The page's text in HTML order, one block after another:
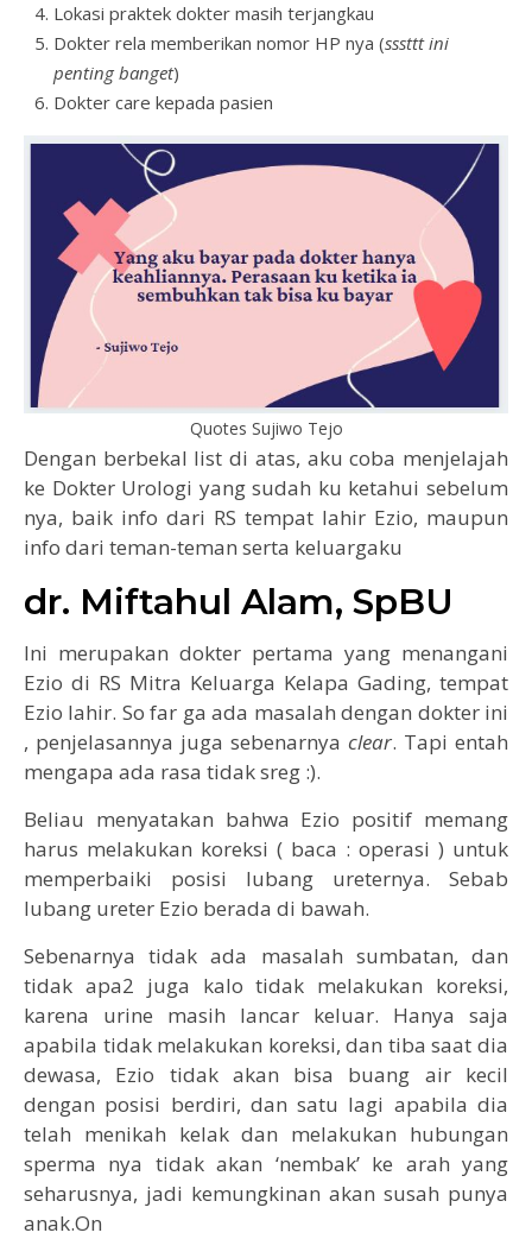
Lokasi praktek dokter masih terjangkau
Dokter rela memberikan nomor HP nya (sssttt ini
penting banget)
Dokter care kepada pasien
Quotes Sujiwo Tejo
Dengan berbekal list di atas, aku coba menjelajah
ke Dokter Urologi yang sudah ku ketahui sebelum
nya, baik info dari RS tempat lahir Ezio, maupun
info dari teman-teman serta keluargaku
dr. Miftahul Alam, SpBU
Ini merupakan dokter pertama yang menangani
Ezio di RS Mitra Keluarga Kelapa Gading, tempat
Ezio lahir. So far ga ada masalah dengan dokter ini
, penjelasannya juga sebenarnya clear. Tapi entah
mengapa ada rasa tidak sreg :).
Beliau menyatakan bahwa Ezio positif memang
harus melakukan koreksi ( baca : operasi ) untuk
memperbaiki posisi lubang ureternya. Sebab
lubang ureter Ezio berada di bawah.
Sebenarnya tidak ada masalah sumbatan, dan
tidak apa2 juga kalo tidak melakukan koreksi,
karena urine masih lancar keluar. Hanya saja
apabila tidak melakukan koreksi, dan tiba saat dia
dewasa, Ezio tidak akan bisa buang air kecil
dengan posisi berdiri, dan satu lagi apabila dia
telah menikah kelak dan melakukan hubungan
sperma nya tidak akan ‘nembak’ ke arah yang
seharusnya, jadi kemungkinan akan susah punya
anak.On